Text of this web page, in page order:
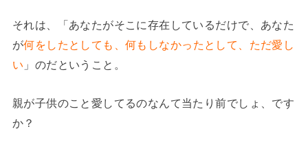
それは、「あなたがそこに存在しているだけで、あなた
が何をしたとしても、何もしなかったとして、ただ愛し
い 」のだということ。
親が子供のこと愛してるのなんて当たり前でしょ、です
か？